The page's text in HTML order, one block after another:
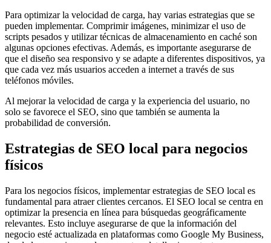
Para optimizar la velocidad de carga, hay varias estrategias que se
pueden implementar. Comprimir imágenes, minimizar el uso de
scripts pesados y utilizar técnicas de almacenamiento en caché son
algunas opciones efectivas. Además, es importante asegurarse de
que el diseño sea responsivo y se adapte a diferentes dispositivos, ya
que cada vez más usuarios acceden a internet a través de sus
teléfonos móviles.
Al mejorar la velocidad de carga y la experiencia del usuario, no
solo se favorece el SEO, sino que también se aumenta la
probabilidad de conversión.
Estrategias de SEO local para negocios
físicos
Para los negocios físicos, implementar estrategias de SEO local es
fundamental para atraer clientes cercanos. El SEO local se centra en
optimizar la presencia en línea para búsquedas geográficamente
relevantes. Esto incluye asegurarse de que la información del
negocio esté actualizada en plataformas como Google My Business,